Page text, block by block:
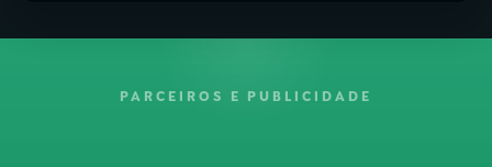
PARCEIROS E PUBLICIDADE